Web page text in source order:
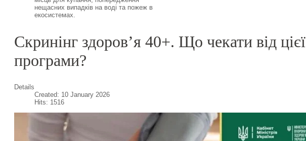
нещасних випадків на воді та пожеж в
екосистемах.
Скринінг здоров’я 40+. Що чекати від цієї
програми?
Details
Created: 10 January 2026
Hits: 1516